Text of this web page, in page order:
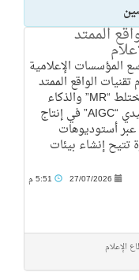
الممتد
المؤسسات الإعلامية
الواقع الممتد
“XR” والواقع المختلط “MR” والذكاء
الاصطناعي التوليدي “AIGC” في إنتاج
عبر أستوديوهات
تتيح إنشاء بيئات
27/07/2026
الإعلام